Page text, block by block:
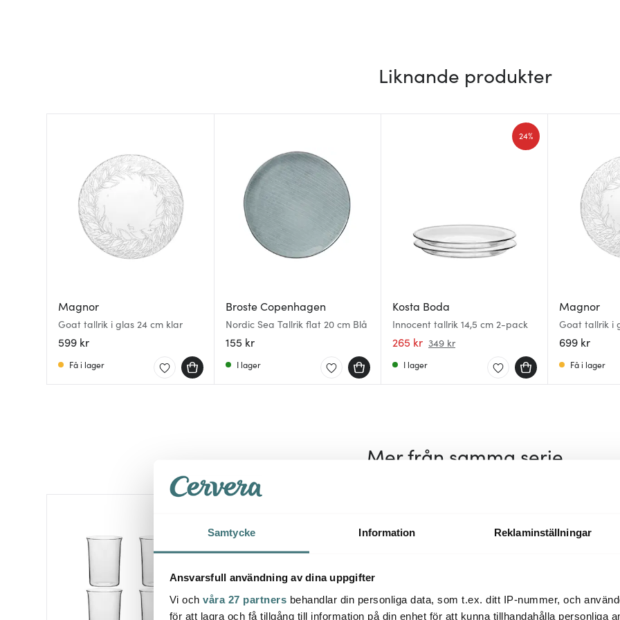
Samtycke Information Reklaminställningar
Ansvarsfull användning av dina uppgifter
Vi och våra 27 partners behandlar din personliga data, som t.ex. ditt IP-nummer, och
för att lagra och få tillgång till information på din enhet för att kunna tillhandahålla personliga
Liknande produkter
Magnor
Goat tallrik i glas 24 cm klar
599 kr
Få i lager
Broste Copenhagen
Nordic Sea Tallrik flat 20 cm Blå
155 kr
I lager
Kosta Boda
Innocent tallrik 14,5 cm 2-pack
265 kr 349 kr
24%
I lager
Magnor
Goat tallrik i
699 kr
Få i lager
Mer från samma serie